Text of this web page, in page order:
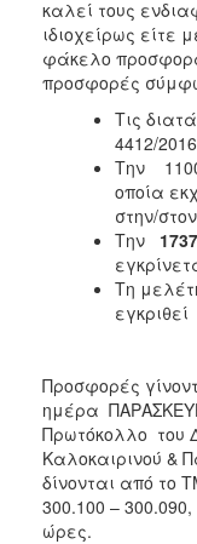
ΠΟΛΙΤΙΣΜΟΣ
ΑΝΘΕΚΤΙΚΗ
ΠΟΛΗ
καλεί τους
ιδιοχείρως είτε
φάκελο
προσφορές
Τις
4412/
Την
οποία
στην/
Την
1737
Τη
εγκριθεί
Προσφορές
ημέρα
Πρωτόκολλο του
Καλοκαιρινού &
δίνονται από
300.100 –
ώρες.